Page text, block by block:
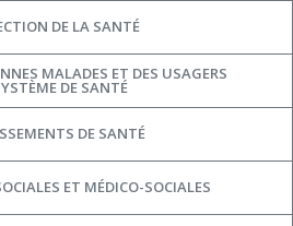
DE LA SANTÉ
MALADES ET DES USAGERS
DE SANTÉ
DE SANTÉ
ET MÉDICO-SOCIALES